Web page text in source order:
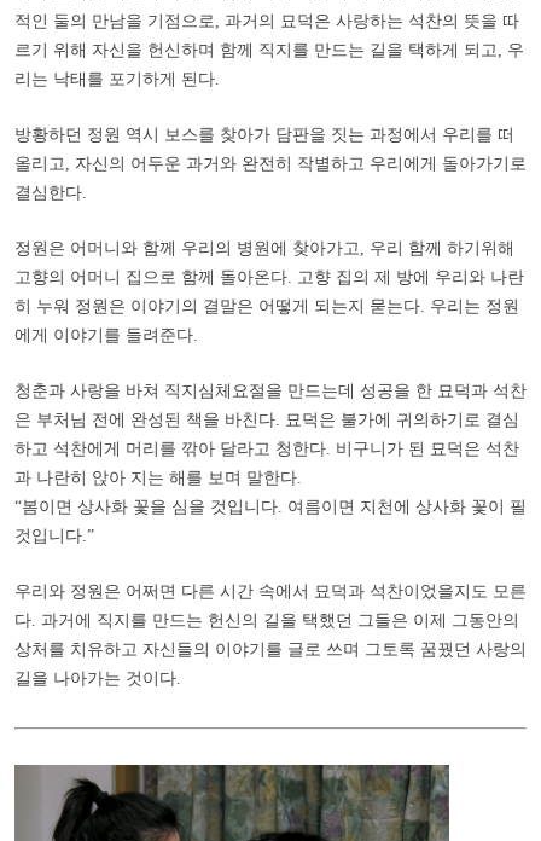
적인 둘의 만남을 기점으로, 과거의 묘덕은 사랑하는 석찬의 뜻을 따
르기 위해 자신을 헌신하며 함께 직지를 만드는 길을 택하게 되고, 우
리는 낙태를 포기하게 된다.
방황하던 정원 역시 보스를 찾아가 담판을 짓는 과정에서 우리를 떠
올리고, 자신의 어두운 과거와 완전히 작별하고 우리에게 돌아가기로
결심한다.
정원은 어머니와 함께 우리의 병원에 찾아가고, 우리 함께 하기위해
고향의 어머니 집으로 함께 돌아온다. 고향 집의 제 방에 우리와 나란
히 누워 정원은 이야기의 결말은 어떻게 되는지 묻는다. 우리는 정원
에게 이야기를 들려준다.
청춘과 사랑을 바쳐 직지심체요절을 만드는데 성공을 한 묘덕과 석찬
은 부처님 전에 완성된 책을 바친다. 묘덕은 불가에 귀의하기로 결심
하고 석찬에게 머리를 깎아 달라고 청한다. 비구니가 된 묘덕은 석찬
과 나란히 앉아 지는 해를 보며 말한다.
“봄이면 상사화 꽃을 심을 것입니다. 여름이면 지천에 상사화 꽃이 필
것입니다. ”
우리와 정원은 어쩌면 다른 시간 속에서 묘덕과 석찬이었을지도 모른
다. 과거에 직지를 만드는 헌신의 길을 택했던 그들은 이제 그동안의
상처를 치유하고 자신들의 이야기를 글로 쓰며 그토록 꿈꿨던 사랑의
길을 나아가는 것이다.